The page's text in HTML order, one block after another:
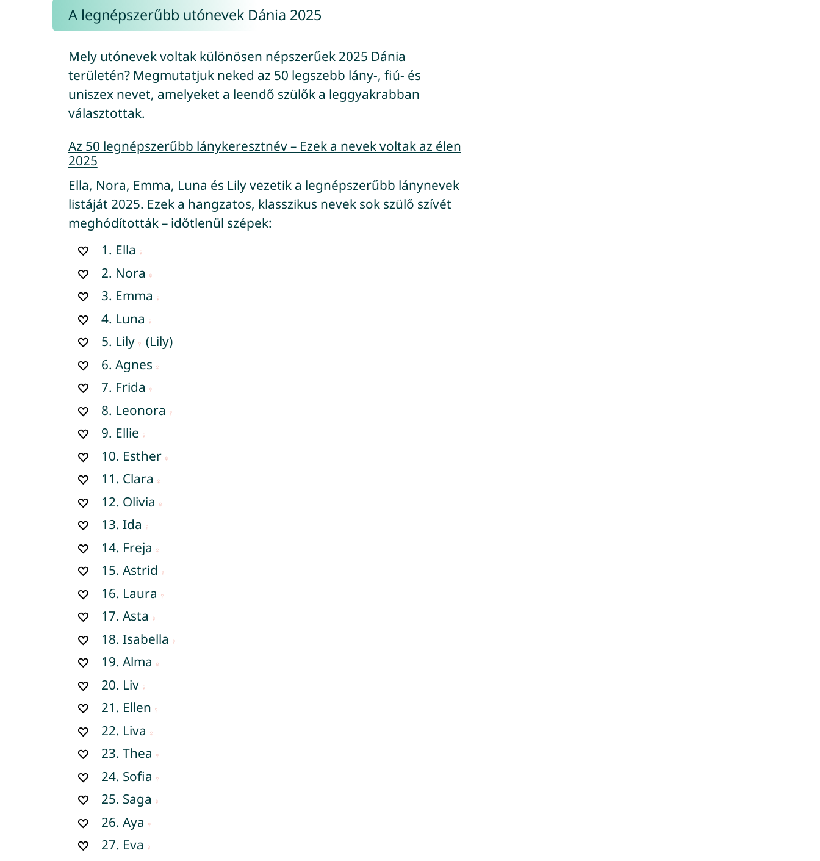
A legnépszerűbb utónevek Dánia 2025
Mely utónevek voltak különösen népszerűek 2025 Dánia
területén? Megmutatjuk neked az 50 legszebb lány-, fiú- és
uniszex nevet, amelyeket a leendő szülők a leggyakrabban
választottak.
Az 50 legnépszerűbb lánykeresztnév – Ezek a nevek voltak az élen
2025
Ella, Nora, Emma, Luna és Lily vezetik a legnépszerűbb lánynevek
listáját 2025. Ezek a hangzatos, klasszikus nevek sok szülő szívét
meghódították – időtlenül szépek:
1. Ella
2. Nora
3. Emma
4. Luna
5. Lily
(Lily)
6.Agnes
7. Frida
8. Leonora
9. Ellie
10. Esther
11. Clara
12. Olivia
13.Ida
14. Freja
15.Astrid
16. Laura
17.Asta
18.Isabella
19.Alma
20. Liv
21. Ellen
22. Liva
23.Thea
24. Sofia
25. Saga
26.Aya
27. Eva